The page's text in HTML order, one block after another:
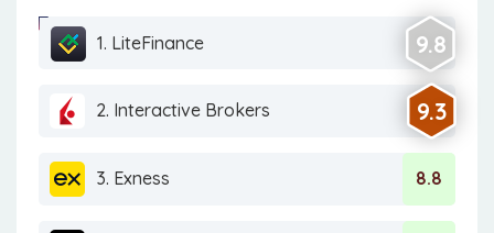
1. LiteFinance 9.8
2. Interactive Brokers 9.3
3. Exness 8.8